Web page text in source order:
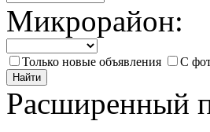
Микрорайон:
Только новые объявления С
Найти
Расширенный